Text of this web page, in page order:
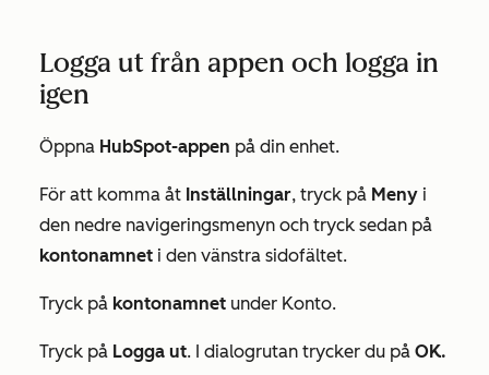
Logga ut från appen och logga in
igen
Öppna HubSpot-appen på din enhet.
För att komma åt Inställningar, tryck på Meny i
den nedre navigeringsmenyn och tryck sedan på
kontonamnet i den vänstra sidofältet.
Tryck på kontonamnet under Konto.
Tryck på Logga ut. I dialogrutan trycker du på OK.